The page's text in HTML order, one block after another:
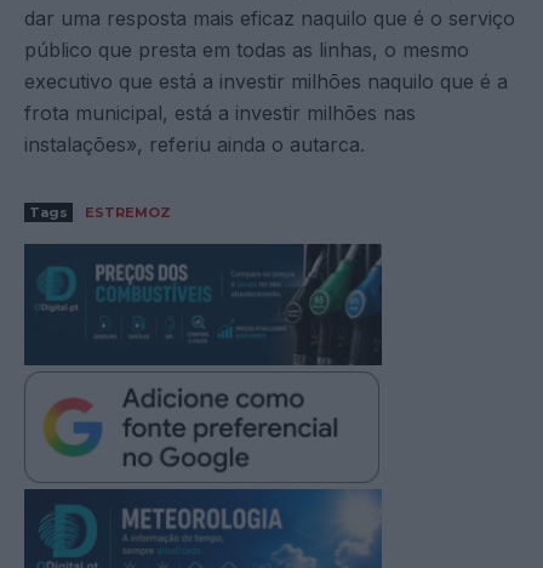
dar uma resposta mais eficaz naquilo que é o serviço
público que presta em todas as linhas, o mesmo
executivo que está a investir milhões naquilo que é a
frota municipal, está a investir milhões nas
instalações», referiu ainda o autarca.
Tags ESTREMOZ